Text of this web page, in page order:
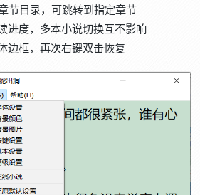
节目录，可跳转到指定章节
进度，多本小说切换互不影响
边框，再次右键双击恢复